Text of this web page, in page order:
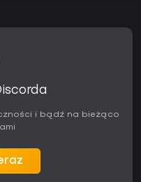
i bądź na bieżąco